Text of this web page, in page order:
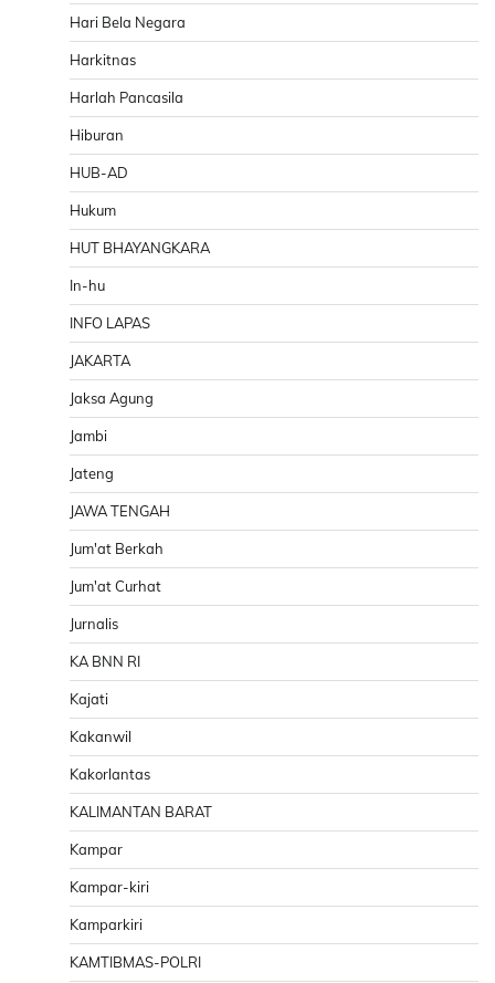
Hari Bela Negara
Harkitnas
Harlah Pancasila
Hiburan
HUB-AD
Hukum
HUT BHAYANGKARA
In-hu
INFO LAPAS
JAKARTA
Jaksa Agung
Jambi
Jateng
JAWA TENGAH
Jum'at Berkah
Jum'at Curhat
Jurnalis
KA BNN RI
Kajati
Kakanwil
Kakorlantas
KALIMANTAN BARAT
Kampar
Kampar-kiri
Kamparkiri
KAMTIBMAS-POLRI